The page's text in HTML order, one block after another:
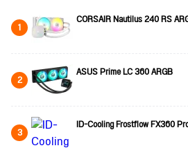
1 CORSAIR Nautilus 240 RS
2 ASUS Prime LC 360 ARGB
3 ID-Cooling Frostflow FX360